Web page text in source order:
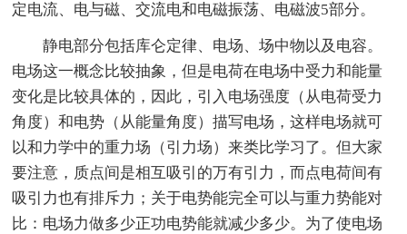
定电流、电与磁、交流电和电磁振荡、电磁波5部分。
静电部分包括库仑定律、电场、场中物以及电容。
电场这一概念比较抽象，但是电荷在电场中受力和能量
变化是比较具体的，因此，引入电场强度（从电荷受力
角度）和电势（从能量角度）描写电场，这样电场就可
以和力学中的重力场（引力场）来类比学习了。但大家
要注意，质点间是相互吸引的万有引力，而点电荷间有
吸引力也有排斥力；关于电势能完全可以与重力势能对
比：电场力做多少正功电势能就减少多少。为了使电场